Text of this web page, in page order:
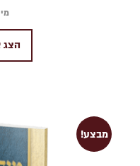
הצג
מבצע!